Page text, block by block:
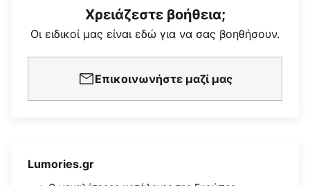
Χρειάζεστε βοήθεια;
Οι ειδικοί μας είναι εδώ για να σας βοηθήσουν.
Επικοινωνήστε μαζί μας
Lumories.gr